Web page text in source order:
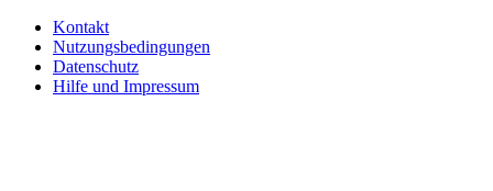
Kontakt
Nutzungsbedingungen
Datenschutz
Hilfe und Impressum